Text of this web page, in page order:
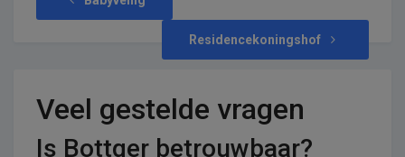
Residencekoningshof
Veel gestelde vragen
Is Bottger betrouwbaar?